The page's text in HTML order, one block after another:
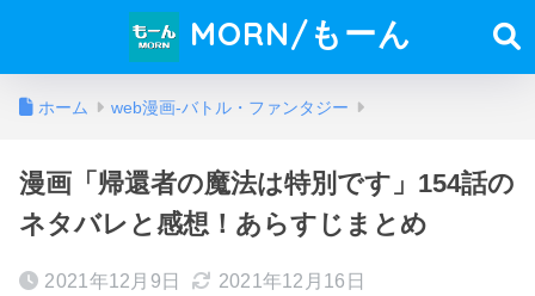
MORN/もーん
ホーム web漫画-バトル・ファンタジー
漫画「帰還者の魔法は特別です」154話の
ネタバレと感想！あらすじまとめ
2021年12月9日 2021年12月16日